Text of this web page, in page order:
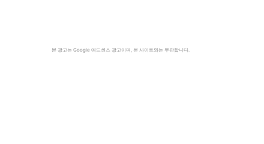
본 광고는 Google 애드센스 광고이며, 본 사이트와는 무관합니다.